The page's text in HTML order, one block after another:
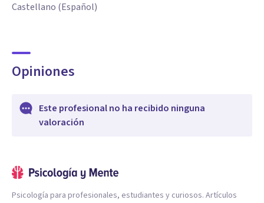
Castellano (Español)
Opiniones
Este profesional no ha recibido ninguna
valoración
Psicología para profesionales, estudiantes y curiosos. Artículos